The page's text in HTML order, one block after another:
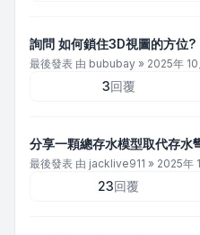
詢問 如何鎖住3D視圖的方位?
最後發表 由 bububay » 2025年 10
3回覆
分享一顆總存水模型取代存水
最後發表 由 jacklive911 » 2025年
23回覆